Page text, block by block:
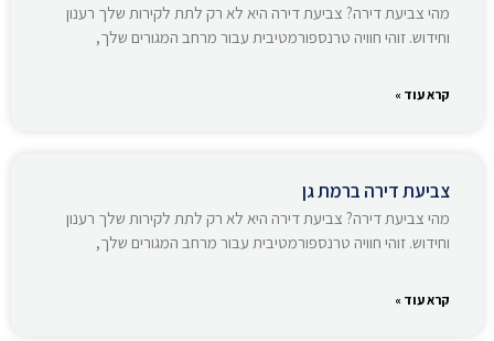
מהי צביעת דירה? צביעת דירה היא לא רק לתת לקירות שלך רענון
וחידוש. זוהי חוויה טרנספורמטיבית עבור מרחב המגורים שלך,
קרא עוד »
צביעת דירה ברמת גן
מהי צביעת דירה? צביעת דירה היא לא רק לתת לקירות שלך רענון
וחידוש. זוהי חוויה טרנספורמטיבית עבור מרחב המגורים שלך,
קרא עוד »